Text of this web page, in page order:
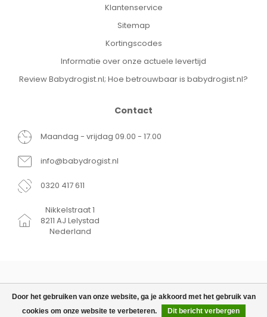
€24,99
Door het gebruiken van onze website, ga je akkoord met het gebruik van
cookies om onze website te verbeteren.
Dit bericht verbergen
Klantenservice
Sitemap
Kortingscodes
Informatie over onze actuele levertijd
Review Babydrogist.nl; Hoe betrouwbaar is babydrogist.nl?
Contact
Maandag - vrijdag 09.00 - 17.00
info@babydrogist.nl
0320 417 611
Nikkelstraat 1
8211 AJ Lelystad
Nederland
© Copyright 2026 Babydrogist.nl